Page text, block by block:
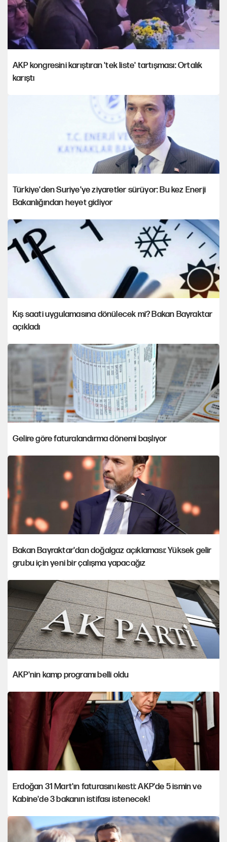
AKP kongresini karıştıran 'tek liste' tartışması: Ortalık
karıştı
Türkiye'den Suriye'ye ziyaretler sürüyor: Bu kez Enerji
Bakanlığından heyet gidiyor
Kış saati uygulamasına dönülecek mi? Bakan Bayraktar
açıkladı
Gelire göre faturalandırma dönemi başlıyor
Bakan Bayraktar'dan doğalgaz açıklaması: Yüksek gelir
grubu için yeni bir çalışma yapacağız
AKP'nin kamp programı belli oldu
Erdoğan 31 Mart'ın faturasını kesti: AKP'de 5 ismin ve
Kabine'de 3 bakanın istifası istenecek!